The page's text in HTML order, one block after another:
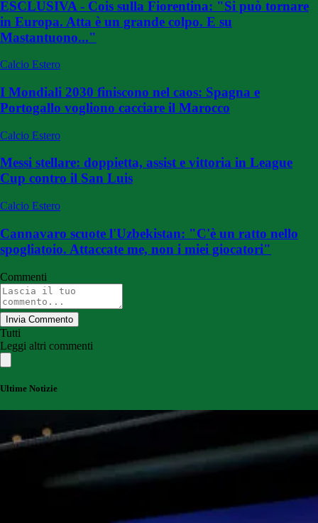
ESCLUSIVA - Cois sulla Fiorentina: "Si può tornare
in Europa. Atta è un grande colpo. E su
Mastantuono..."
Calcio Estero
I Mondiali 2030 finiscono nel caos: Spagna e
Portogallo vogliono cacciare il Marocco
Calcio Estero
Messi stellare: doppietta, assist e vittoria in League
Cup contro il San Luis
Calcio Estero
Cannavaro scuote l'Uzbekistan: "C'è un ratto nello
spogliatoio. Attaccate me, non i miei giocatori"
Commenti
Invia Commento
Tutti
Leggi altri commenti
Ultime Notizie